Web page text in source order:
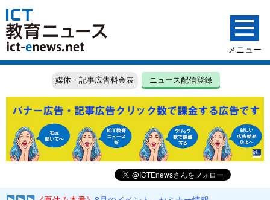
媒体・記事広告料金表 ニュース配信登録